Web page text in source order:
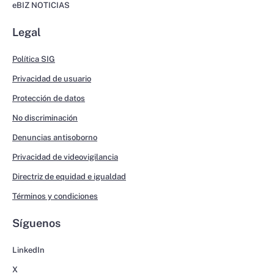
eBIZ NOTICIAS
Legal
Política SIG
Privacidad de usuario
Protección de datos
No discriminación
Denuncias antisoborno
Privacidad de videovigilancia
Directriz de equidad e igualdad
Términos y condiciones
Síguenos
LinkedIn
X